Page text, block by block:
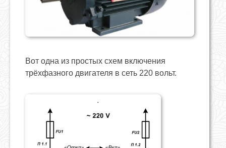
Вот одна из простых схем включения
трёхфазного двигателя в сеть 220 вольт.